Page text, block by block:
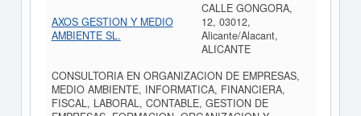
AXOS GESTION Y MEDIO
AMBIENTE SL.
CALLE GONGORA,
12, 03012,
Alicante/Alacant,
ALICANTE
CONSULTORIA EN ORGANIZACION DE EMPRESAS,
MEDIO AMBIENTE, INFORMATICA, FINANCIERA,
FISCAL, LABORAL, CONTABLE, GESTION DE